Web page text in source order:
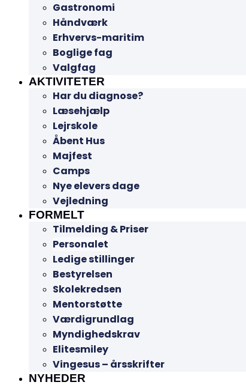
Gastronomi
Håndværk
Erhvervs-maritim
Boglige fag
Valgfag
AKTIVITETER
Har du diagnose?
Læsehjælp
Lejrskole
Åbent Hus
Majfest
Camps
Nye elevers dage
Vejledning
FORMELT
Tilmelding & Priser
Personalet
Ledige stillinger
Bestyrelsen
Skolekredsen
Mentorstøtte
Værdigrundlag
Myndighedskrav
Elitesmiley
Vingesus – årsskrifter
NYHEDER